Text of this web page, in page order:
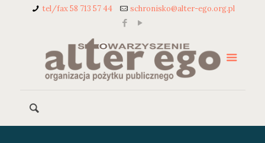
tel/fax 58 713 57 44 schronisko@alter-ego.org.pl